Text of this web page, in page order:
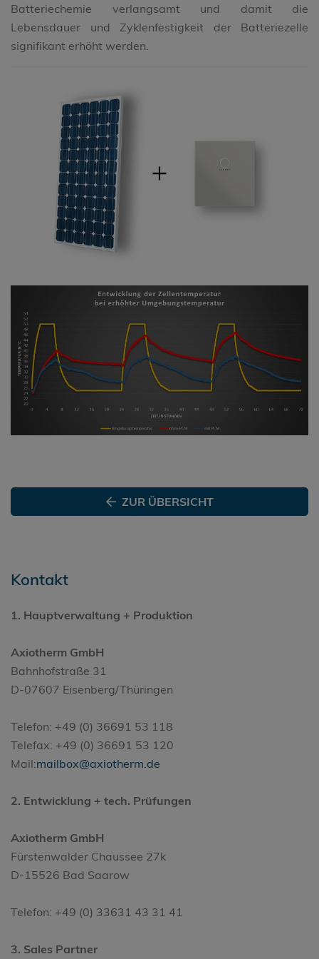
Batteriechemie verlangsamt und damit die
Lebensdauer und Zyklenfestigkeit der Batteriezelle
signifikant erhöht werden.
ZUR ÜBERSICHT
Kontakt
1. Hauptverwaltung + Produktion
Axiotherm GmbH
Bahnhofstraße 31
D-07607 Eisenberg/Thüringen
Telefon: +49 (0) 36691 53 118
Telefax: +49 (0) 36691 53 120
Mail:mailbox@axiotherm.de
2. Entwicklung + tech. Prüfungen
Axiotherm GmbH
Fürstenwalder Chaussee 27k
D-15526 Bad Saarow
Telefon: +49 (0) 33631 43 31 41
3. Sales Partner